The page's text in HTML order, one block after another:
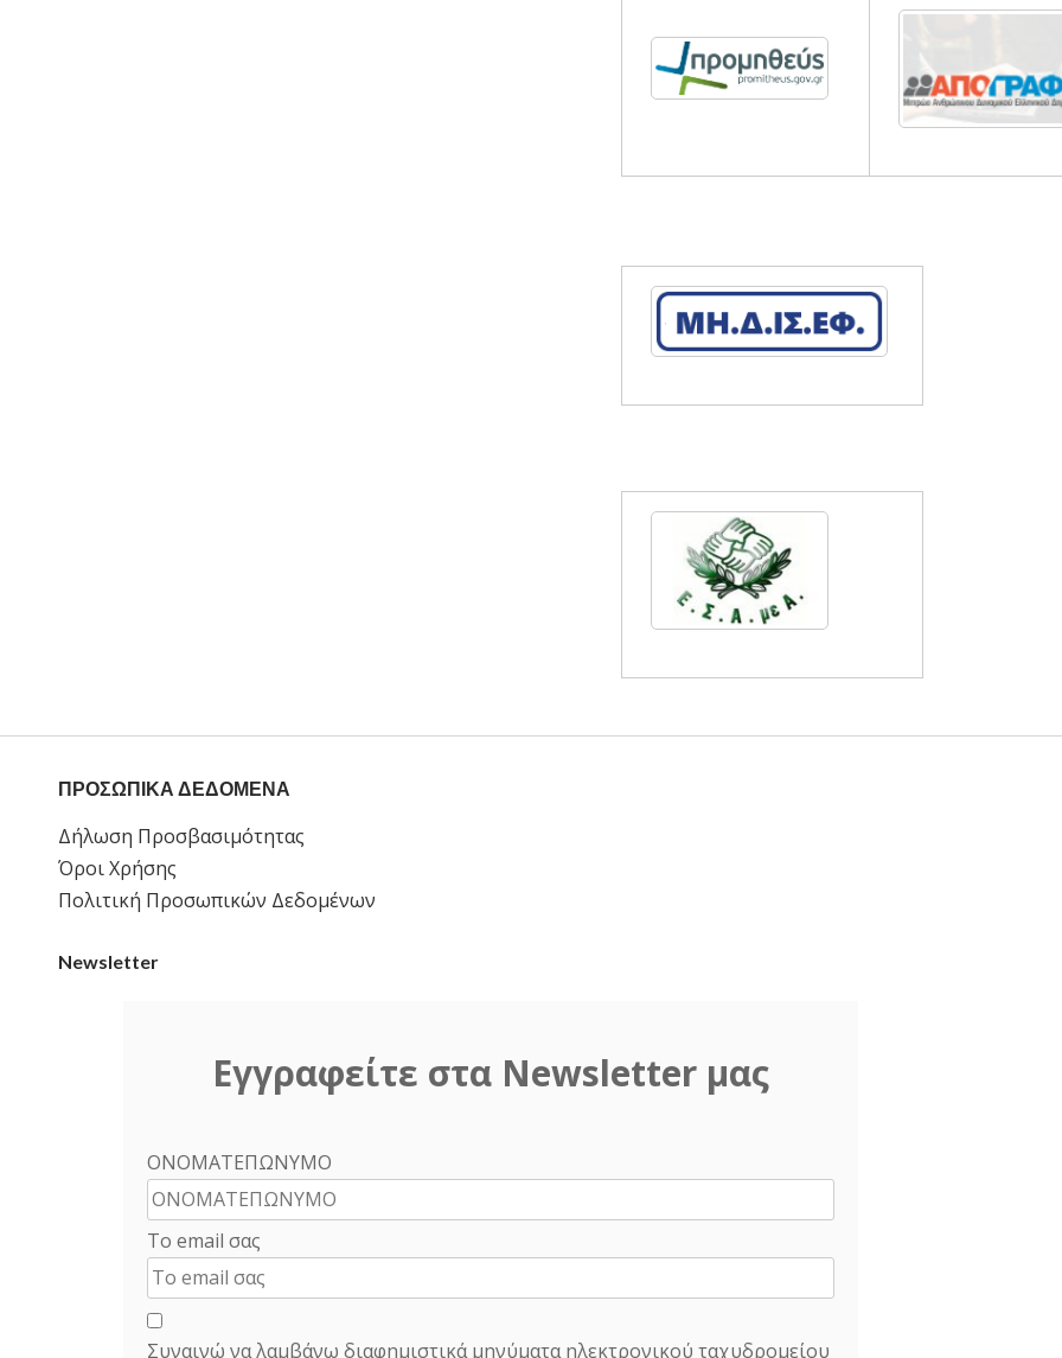
ΠΡΟΣΩΠΙΚΑ ΔΕΔΟΜΕΝΑ
Δήλωση Προσβασιμότητας
Όροι Χρήσης
Πολιτική Προσωπικών Δεδομένων
Newsletter
Εγγραφείτε στα Newsletter μας
ΟΝΟΜΑΤΕΠΩΝΥΜΟ
Το email σας
Συναινώ να λαμβάνω διαφημιστικά μηνύματα ηλεκτρονικού ταχυδρομείου